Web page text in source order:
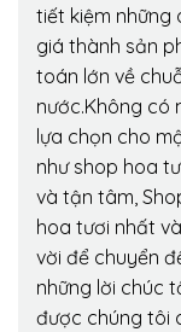
tiết kiệm những
giá thành sản
toán lớn về
nước.Không có
lựa chọn cho
như shop hoa
và tận tâm,
hoa tươi nhất
vời để chuyển
những lời chúc
được chúng tôi